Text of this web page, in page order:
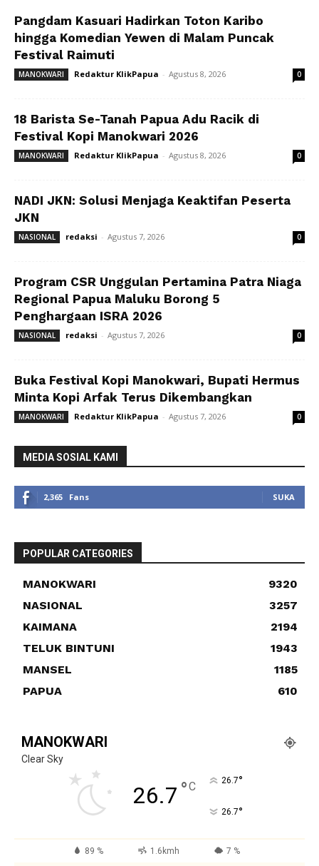
Pangdam Kasuari Hadirkan Toton Karibo
hingga Komedian Yewen di Malam Puncak
Festival Raimuti
MANOKWARI Redaktur KlikPapua - Agustus 8, 2026 0
18 Barista Se-Tanah Papua Adu Racik di
Festival Kopi Manokwari 2026
MANOKWARI Redaktur KlikPapua - Agustus 8, 2026 0
NADI JKN: Solusi Menjaga Keaktifan Peserta
JKN
NASIONAL redaksi - Agustus 7, 2026 0
Program CSR Unggulan Pertamina Patra Niaga
Regional Papua Maluku Borong 5
Penghargaan ISRA 2026
NASIONAL redaksi - Agustus 7, 2026 0
Buka Festival Kopi Manokwari, Bupati Hermus
Minta Kopi Arfak Terus Dikembangkan
MANOKWARI Redaktur KlikPapua - Agustus 7, 2026 0
MEDIA SOSIAL KAMI
2,365 Fans SUKA
POPULAR CATEGORIES
MANOKWARI
9320
NASIONAL
3257
KAIMANA
2194
TELUK BINTUNI
1943
MANSEL
1185
PAPUA
610
MANOKWARI
Clear Sky
26.7 °C 26.7°
26.7°
89 % 1.6kmh 7 %